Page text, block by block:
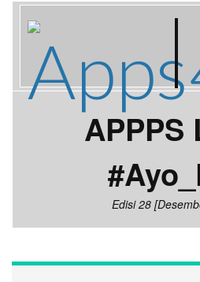
APPPS
Edisi 28